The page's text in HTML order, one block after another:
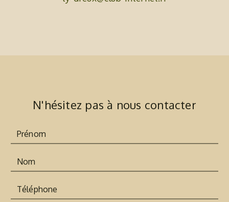
N'hésitez pas à nous contacter